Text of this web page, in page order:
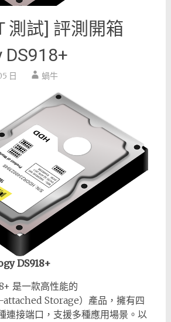
測試] 評測開箱
DS918+
日 蝸牛
DS918+
是一款高性能的
Storage）產品，擁有四
連接端口，支援多種應用場景。以